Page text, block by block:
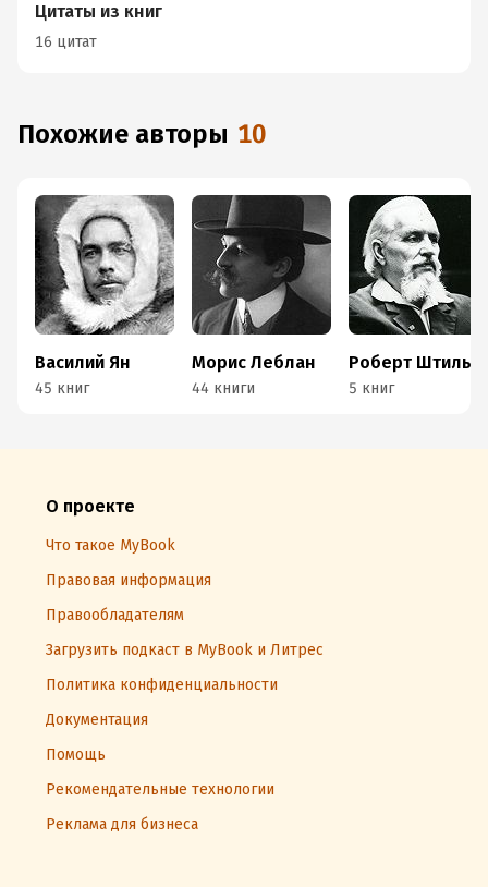
Цитаты из книг
16 цитат
Похожие авторы 10
Василий Ян
45 книг
Морис Леблан
44 книги 5 книг
О проекте
Что такое MyBook
Правовая информация
Правообладателям
Загрузить подкаст в MyBook и Литрес
Политика конфиденциальности
Документация
Помощь
Рекомендательные технологии
Реклама для бизнеса